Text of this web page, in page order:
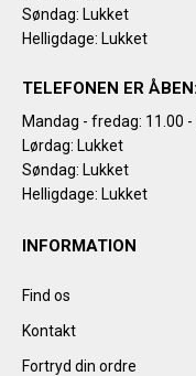
Søndag: Lukket
Helligdage: Lukket
TELEFONEN ER ÅBEN:
Mandag - fredag: 11.00 -
Lørdag: Lukket
Søndag: Lukket
Helligdage: Lukket
INFORMATION
Find os
Kontakt
Fortryd din ordre